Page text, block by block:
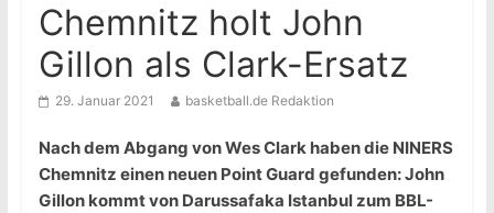
Chemnitz holt John
Gillon als Clark-Ersatz
29. Januar 2021 basketball.de Redaktion
Nach dem Abgang von Wes Clark haben die NINERS
Chemnitz einen neuen Point Guard gefunden: John
Gillon kommt von Darussafaka Istanbul zum BBL-